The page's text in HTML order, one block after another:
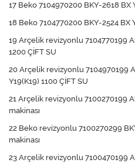
17 Beko 7104970200 BKY-2618 BX
18 Beko 7104770200 BKY-2524 BX
19 Arçelik revizyonlu 7104770199
1200 ÇİFT SU
20 Arçelik revizyonlu 7104970199
Y19(K19) 1100 ÇİFT SU
21 Arçelik revizyonlu 7100270199
makinası
22 Beko revizyonlu 7100270299
makinası
23 Arçelik revizyonlu 7100470199